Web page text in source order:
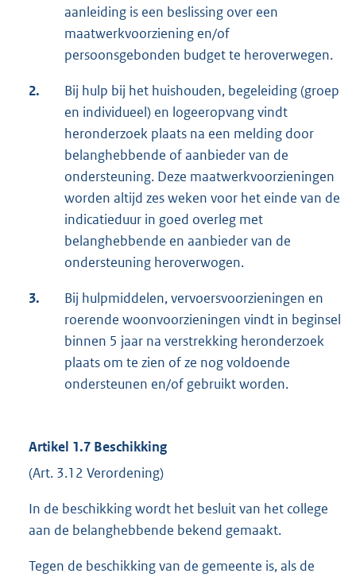
aanleiding is een beslissing over een
maatwerkvoorziening en/of
persoonsgebonden budget te heroverwegen.
2.
Bij hulp bij het huishouden, begeleiding (groep
en individueel) en logeeropvang vindt
heronderzoek plaats na een melding door
belanghebbende of aanbieder van de
ondersteuning. Deze maatwerkvoorzieningen
worden altijd zes weken voor het einde van de
indicatieduur in goed overleg met
belanghebbende en aanbieder van de
ondersteuning heroverwogen.
3.
Bij hulpmiddelen, vervoersvoorzieningen en
roerende woonvoorzieningen vindt in beginsel
binnen 5 jaar na verstrekking heronderzoek
plaats om te zien of ze nog voldoende
ondersteunen en/of gebruikt worden.
Artikel 1.7 Beschikking
(Art. 3.12 Verordening)
In de beschikking wordt het besluit van het college
aan de belanghebbende bekend gemaakt.
Tegen de beschikking van de gemeente is, als de